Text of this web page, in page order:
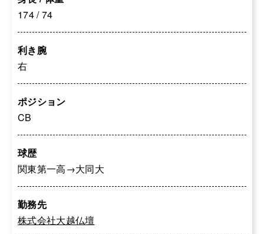
174 / 74
利き腕
右
ポジション
CB
球歴
関東第一高→大同大
勤務先
株式会社大越仏壇